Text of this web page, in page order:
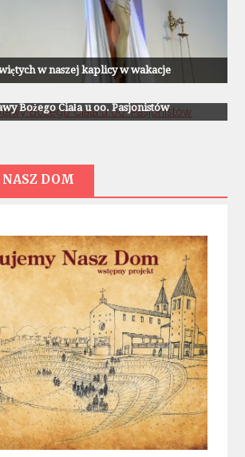
w naszej kaplicy w wakacje
Bożego Ciała u oo. Pasjonistów
DOM